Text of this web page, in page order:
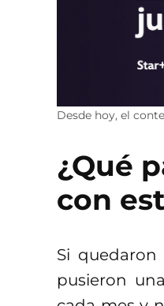
Desde hoy, el
¿Qué
con
Si
pusieron